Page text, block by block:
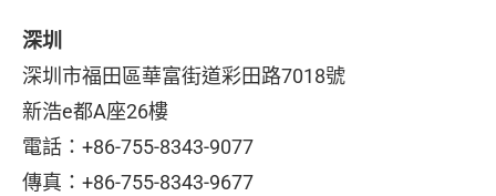
深圳
深圳市福田區華富街道彩田路7018號
新浩e都A座26樓
電話：+86-755-8343-9077
傳真：+86-755-8343-9677